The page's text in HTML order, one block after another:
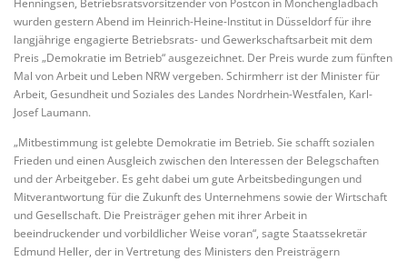
Henningsen, Betriebsratsvorsitzender von Postcon in Mönchengladbach
wurden gestern Abend im Heinrich-Heine-Institut in Düsseldorf für ihre
langjährige engagierte Betriebsrats- und Gewerkschaftsarbeit mit dem
Preis „Demokratie im Betrieb“ ausgezeichnet. Der Preis wurde zum fünften
Mal von Arbeit und Leben NRW vergeben. Schirmherr ist der Minister für
Arbeit, Gesundheit und Soziales des Landes Nordrhein-Westfalen, Karl-
Josef Laumann.
„Mitbestimmung ist gelebte Demokratie im Betrieb. Sie schafft sozialen
Frieden und einen Ausgleich zwischen den Interessen der Belegschaften
und der Arbeitgeber. Es geht dabei um gute Arbeitsbedingungen und
Mitverantwortung für die Zukunft des Unternehmens sowie der Wirtschaft
und Gesellschaft. Die Preisträger gehen mit ihrer Arbeit in
beeindruckender und vorbildlicher Weise voran“, sagte Staatssekretär
Edmund Heller, der in Vertretung des Ministers den Preisträgern